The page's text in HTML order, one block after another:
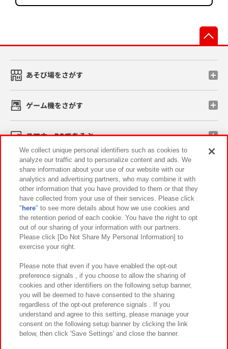
あそび場をさがす
ゲーム機をさがす
スマホ・PCであそぶ
イベント・キャンペーン
関連会社 サステナビリティ サイトポリシー
プライバシーポリシー ウェブアクセシビリティ方針と検証結果
お取引先さまとともに
カスタマーハラスメント対応方針 よくあるご質問・お問い合わせ
©Bandai Namco Amusement Inc.
We collect unique personal identifiers such as cookies to
analyze our traffic and to personalize content and ads. We
share information about your use of our website with our
analytics and advertising partners, who may combine it with
other information that you have provided to them or that they
have collected from your use of their services. Please click
" here" to see more details about how we use cookies and
the retention period of each cookie. You have the right to opt
out of our sharing of your information with our partners.
Please click [Do Not Share My Personal Information] to
exercise your right.
Please note that even if you have enabled the opt-out
preference signals , if you choose to allow the sharing of
cookies and other identifiers on the following setup banner,
you will be deemed to have consented to the sharing
regardless of the opt-out preference signals . If you
understand and agree to this setting, please manage your
consent on the following setup banner by clicking the link
below, then click 'Save Settings' and close the banner.